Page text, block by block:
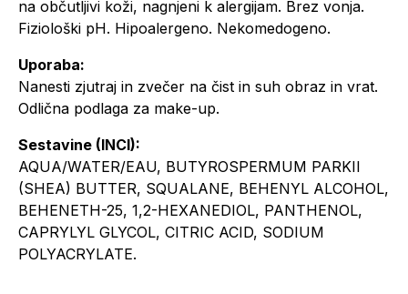
na občutljivi koži, nagnjeni k alergijam. Brez vonja.
Fiziološki pH. Hipoalergeno. Nekomedogeno.
Uporaba:
Nanesti zjutraj in zvečer na čist in suh obraz in vrat.
Odlična podlaga za make-up.
Sestavine (INCI):
AQUA/WATER/EAU, BUTYROSPERMUM PARKII
(SHEA) BUTTER, SQUALANE, BEHENYL ALCOHOL,
BEHENETH-25, 1,2-HEXANEDIOL, PANTHENOL,
CAPRYLYL GLYCOL, CITRIC ACID, SODIUM
POLYACRYLATE.